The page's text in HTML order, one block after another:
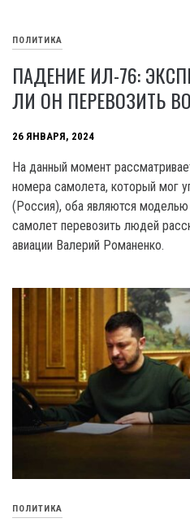
ПОЛИТИКА
ПАДЕНИЕ ИЛ-76:
ЛИ ОН ПЕРЕВОЗИТЬ
26 ЯНВАРЯ, 2024
На данный момент
номера самолета, который мог
(Россия), оба являются
самолет перевозить людей
авиации Валерий Романенко.
ПОЛИТИКА